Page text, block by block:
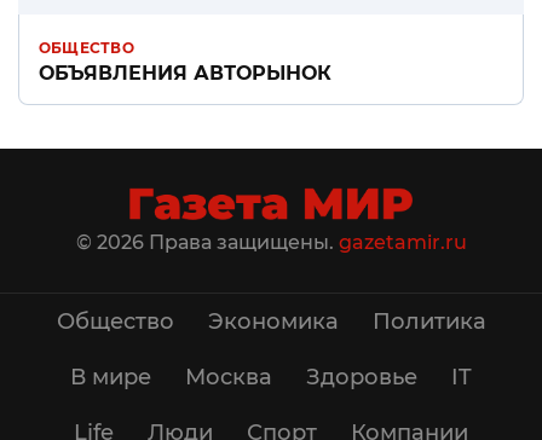
ОБЩЕСТВО
ОБЪЯВЛЕНИЯ АВТОРЫНОК
© 2026 Права защищены. gazetamir.ru
Общество Экономика Политика
В мире Москва Здоровье IT
Life Люди Спорт Компании